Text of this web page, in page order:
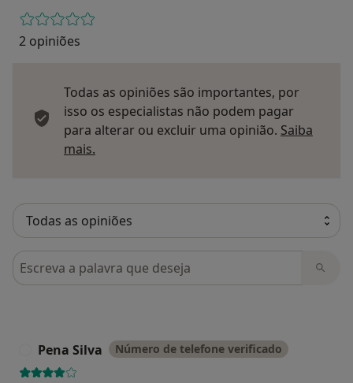
2 opiniões
Todas as opiniões são importantes, por
isso os especialistas não podem pagar
para alterar ou excluir uma opinião. Saiba
mais.
Pesquisar em opiniões
Pena Silva Número de telefone verificado